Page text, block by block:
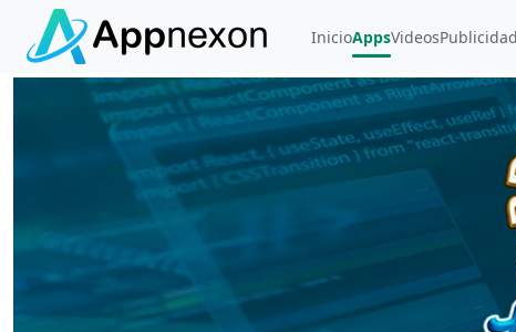
InicioAppsVideosPublicidad